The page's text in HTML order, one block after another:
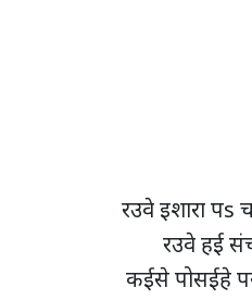
रउवे इशारा पs
रउवे हई
कईसे पोसईहे